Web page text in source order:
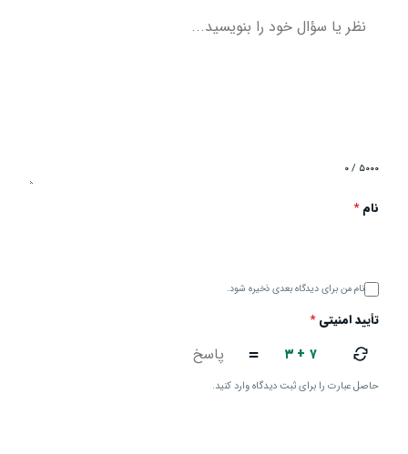
۰ / ۵۰۰۰
نام*
نام من برای دیدگاه بعدی ذخیره شود.
تأیید امنیتی*
۳ + ۷ =
حاصل عبارت را برای ثبت دیدگاه وارد کنید.